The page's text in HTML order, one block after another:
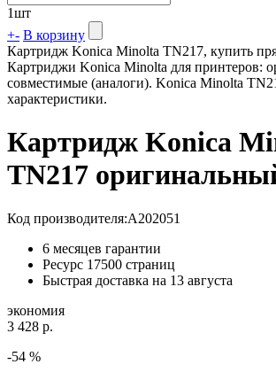
1шт
+- В корзину
Картридж Konica Minolta TN217, купить
Картриджи Konica Minolta для принтеров:
совместимые (аналоги). Konica Minolta
характеристики.
Картридж Konica
TN217
Код производителя:A202051
6 месяцев гарантии
Ресурс 17500 страниц
Быстрая доставка на 13 августа
экономия
3 428 р.
-54 %